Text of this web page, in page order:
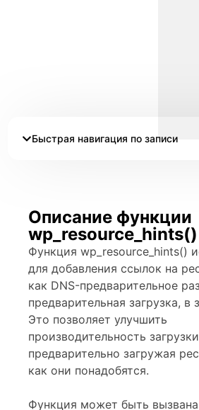
Быстрая навигация по записи
Описание функции
wp_resource_hints()
Функция wp_resource_hints()
для добавления ссылок на
как DNS-предварительное
предварительная загрузка, в
Это позволяет улучшить
производительность
предварительно загружая
как они понадобятся.
Функция может быть